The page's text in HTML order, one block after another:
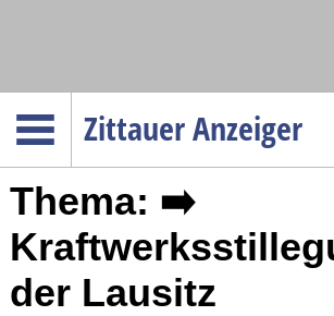
Zittauer Anzeiger
Menüpunkte
Startseite
Gesellschaft
Wirtschaft
Thema: ➡️
der Lausitz